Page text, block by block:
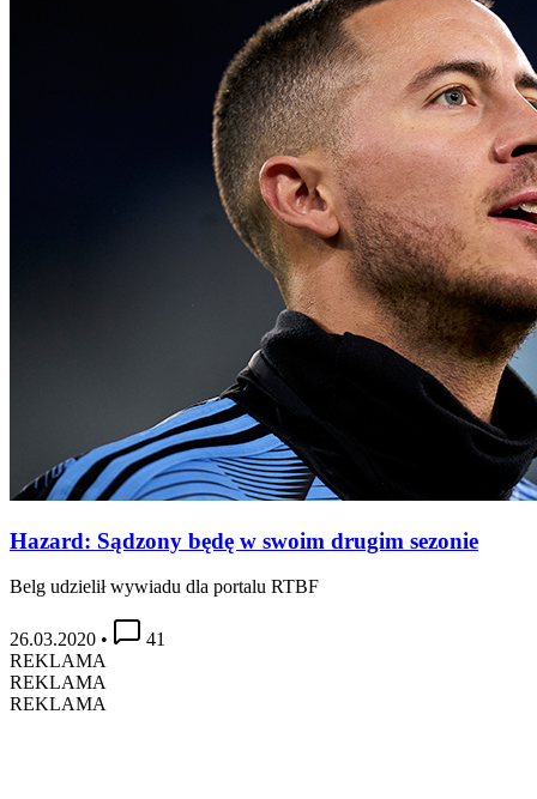
Hazard: Sądzony będę w swoim drugim sezonie
Belg udzielił wywiadu dla portalu RTBF
26.03.2020 •
41
REKLAMA
REKLAMA
REKLAMA